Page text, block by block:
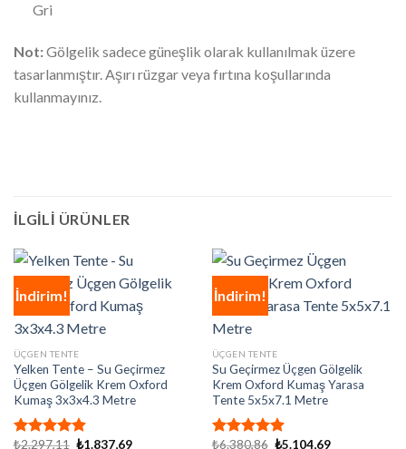
Gri
Not:Gölgelik sadece güneşlik olarak kullanılmak üzere
tasarlanmıştır. Aşırı rüzgar veya fırtına koşullarında
kullanmayınız.
İLGILI ÜRÜNLER
İndirim!
ÜÇGEN TENTE
Yelken Tente – Su Geçirmez
Üçgen Gölgelik Krem Oxford
Kumaş 3x3x4.3 Metre
₺2.297,11 Orijinal
₺1.837,69Şu
İndirim!
ÜÇGEN TENTE
Su Geçirmez Üçgen Gölgelik
Krem Oxford Kumaş Yarasa
Tente 5x5x7.1 Metre
₺6.380,86 Orijinal
₺5.104,69Şu